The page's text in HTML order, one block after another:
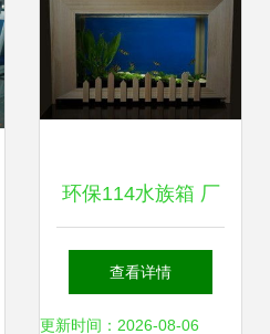
环保114水族箱 厂
家直供批发价格解
析与选购指南
查看详情
更新时间：2026-08-06